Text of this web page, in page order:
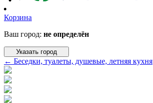
Корзина
Ваш город: не определён
Указать город
← Беседки, туалеты, душевые, летняя кухня